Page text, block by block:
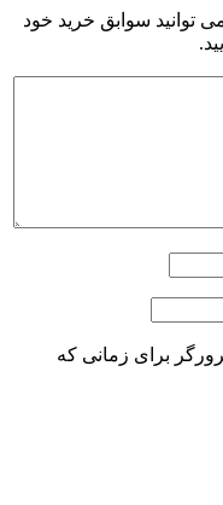
سوابق خرید خود
برای زمانی که